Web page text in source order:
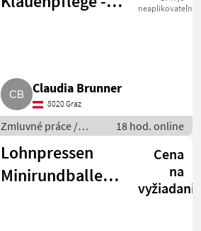
neaplikovateľné
Claudia Brunner
8020 Graz
Zmluvné práce /
Starostlivosť o
pazúry
18 hod. online
Lohnpressen
Minirundballen
Cena
na